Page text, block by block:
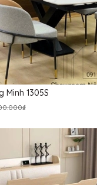
Minh 1305S